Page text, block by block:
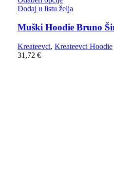
Dodaj u listu želja
Muški Hoodie Bruno
Kreateevci, Kreateevci Hoodie
31,72 €